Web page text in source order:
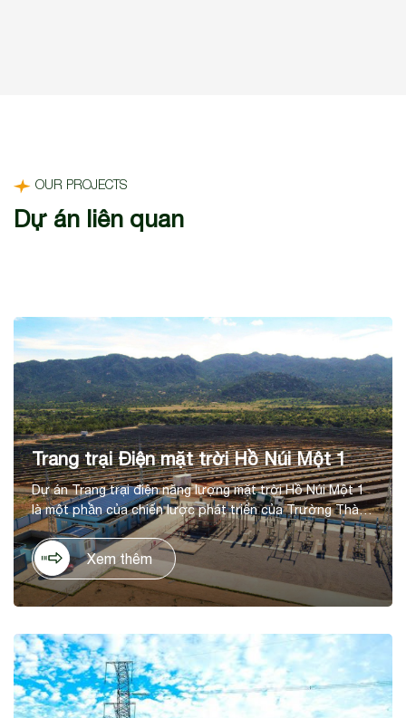
OUR PROJECTS
Dự án liên quan
Trang trại Điện mặt trời Hồ Núi Một 1
Dự án Trang trại điện năng lượng mặt trời Hồ Núi Một 1
là một phần của chiến lược phát triển của Trường Thành
trong lĩnh vực năng lượng tái tạo, tại huyện Thuận Nam,
tỉnh Ninh Thuận. Dự án có tổng mức đầu tư là 1.036 tỷ
đồng, trên diện tích 60ha, với công suất thiết kế 50 MWp,
cho sản lượng điện dự kiến hằng năm 90 KWh/năm.
Xem thêm